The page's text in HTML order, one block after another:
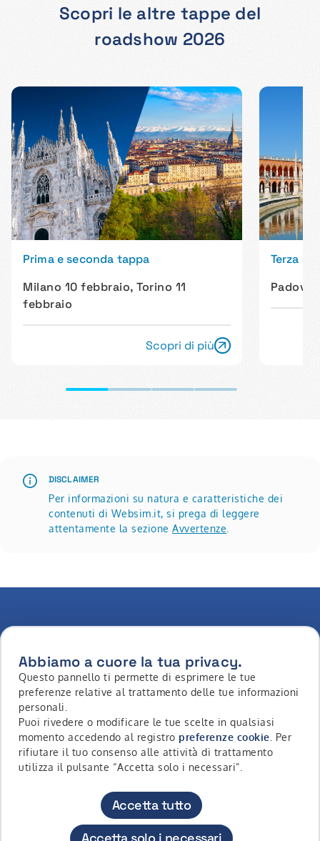
Scopri le altre tappe del
roadshow 2026
Prima e seconda tappa
Milano 10 febbraio, Torino 11
febbraio
Scopri di più
Terza e
Padova
DISCLAIMER
Per informazioni su natura e caratteristiche dei
contenuti di Websim.it, si prega di leggere
attentamente la sezione Avvertenze
LinkedIn Youtube Whatsapp Facebook Instagram Tiktok
Copyright © 2026 - Intermonte SIM S.p.a. All Rights
AccessibilitàPrivacy Policy
Diritti RiservatiAvvertenze
Abbiamo a cuore la tua privacy.
Questo pannello ti permette di esprimere le tue
preferenze relative al trattamento delle tue informazioni
personali.
Puoi rivedere o modificare le tue scelte in qualsiasi
momento accedendo al registro preferenze cookie . Per
rifiutare il tuo consenso alle attività di trattamento
utilizza il pulsante “Accetta solo i necessari”.
Accetta tutto